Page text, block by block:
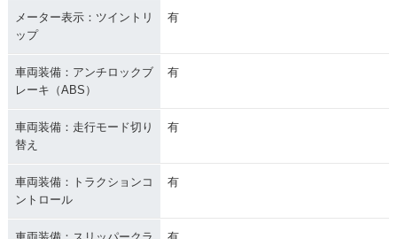
メーター表示：ツイントリ
ップ
有
車両装備：アンチロックブ
レーキ（ABS）
有
車両装備：走行モード切り
替え
有
車両装備：トラクションコ
ントロール
有